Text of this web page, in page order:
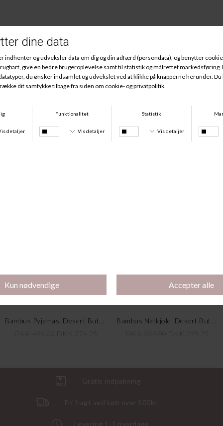
Andre købte også
-25% -25%
Gratis indpakning
Fri fragt ved køb over 500kr.
Levering 1-3 hverdage